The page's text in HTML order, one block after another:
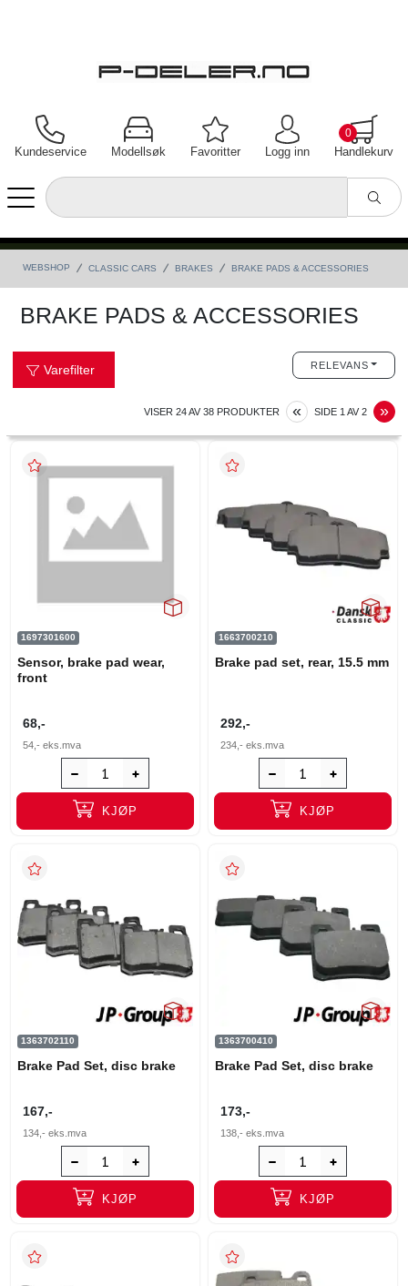
Kundeservice Modellsøk Favoritter Logg inn Handlekurv
0
WEBSHOP CLASSIC CARS BRAKES BRAKE PADS & ACCESSORIES
BRAKE PADS & ACCESSORIES
Varefilter RELEVANS
VISER 24AV 38 PRODUKTER «PREVIOUS
SIDE 1 AV 2 »
1697301600
Sensor, brake pad wear,
front
68,-
54,- eks.mva
KJØP
1663700210
Brake pad set, rear, 15.5 mm
292,-
234,- eks.mva
KJØP
1363702110
Brake Pad Set, disc brake
167,-
134,- eks.mva
KJØP
1363700410
Brake Pad Set, disc brake
173,-
138,- eks.mva
KJØP